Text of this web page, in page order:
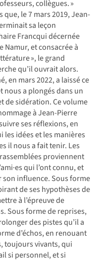
collègues. »
que, le 7 mars 2019, Jean-
sa leçon
Francqui décernée
Namur, et consacrée à
», le grand
qu’il ouvrait alors.
en mars 2022, a laissé ce
nous a plongés dans un
de sidération. Ce volume
à Jean-Pierre
ses réflexions, en
les idées et les manières
il nous a fait tenir. Les
proviennent
qui l’ont connu, et
influence. Sous forme
de ses hypothèses de
à l’épreuve de
Sous forme de reprises,
des pistes qu’il a
d’échos, en renouant
toujours vivants, qui
si personnel, et si